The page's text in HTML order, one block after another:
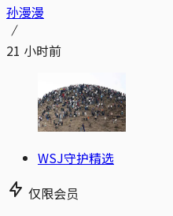
孙漫漫
21 小时前
WSJ守护精选
仅限会员